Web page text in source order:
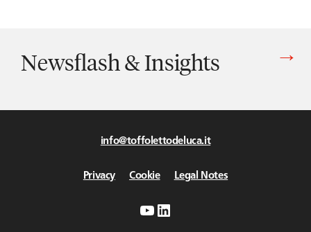
Newsflash & Insights
Vedi tutti gli articoli di Newsflash & Insights
info@toffolettodeluca.it
Privacy Cookie Legal Notes
YouTube
LinkedIn